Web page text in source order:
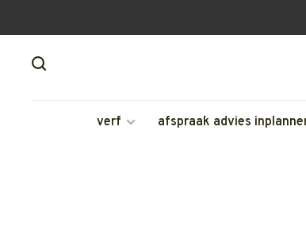
verf afspraak advies